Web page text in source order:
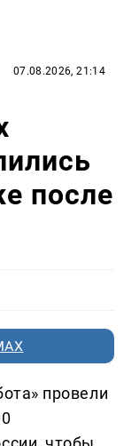
07.08.2026, 21:14
после
провели